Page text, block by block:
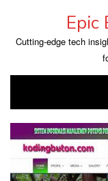
content
Epic
Cutting-edge tech